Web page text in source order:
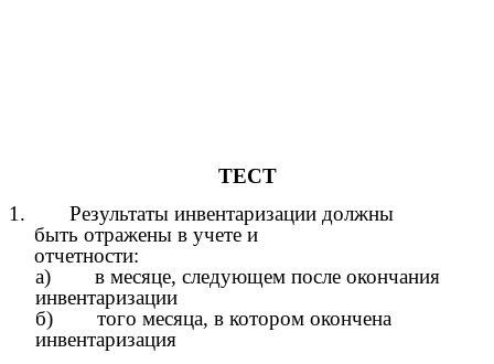
ТЕСТ
1. Результаты инвентаризации должны
быть отражены в учете и
отчетности:
а) в месяце, следующем после окончания
инвентаризации
б) того месяца, в котором окончена
инвентаризация